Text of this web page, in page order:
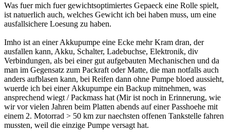
Was fuer mich fuer gewichtsoptimiertes Gepaeck eine Rolle spielt,
ist natuerlich auch, welches Gewicht ich bei haben muss, um eine
ausfallsichere Loesung zu haben.
Imho ist an einer Akkupumpe eine Ecke mehr Kram dran, der
ausfallen kann, Akku, Schalter, Ladebuchse, Elektronik, div
Verbindungen, als bei einer gut aufgebauten Mechanischen und da
man im Gegensatz zum Packraft oder Matte, die man notfalls auch
anders aufblasen kann, bei Reifen dann ohne Pumpe bloed aussieht,
wuerde ich bei einer Akkupumpe ein Backup mitnehmen, was
ansprechend wiegt / Packmass hat (Mir ist noch in Erinnerung, wie
wir vor vielen Jahren beim Platten abends auf einer Passhoehe mit
einem 2. Motorrad > 50 km zur naechsten offenen Tankstelle fahren
mussten, weil die einzige Pumpe versagt hat.